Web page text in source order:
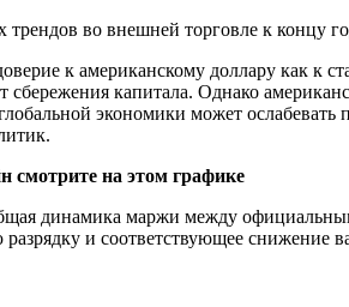
во внешней торговле к концу
к американскому доллару как к
сбережения капитала. Однако
экономики может
смотрите на этом графике
динамика маржи между
и соответствующее снижение